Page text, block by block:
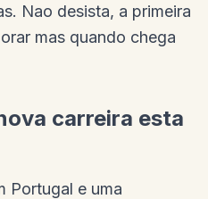
Nao desista, a primeira
mas quando chega
carreira esta
Portugal e uma